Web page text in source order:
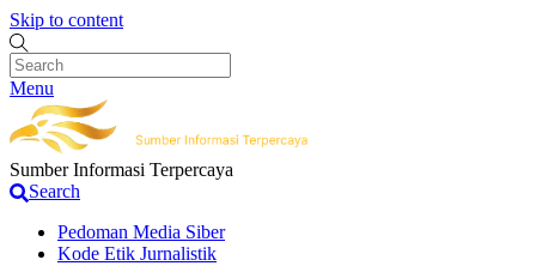
Skip to content
Menu
Sumber Informasi Terpercaya
Search
Pedoman Media Siber
Kode Etik Jurnalistik